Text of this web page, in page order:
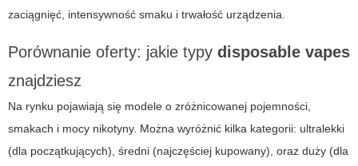
zaciągnięć, intensywność smaku i trwałość urządzenia.
Porównanie oferty: jakie typy disposable vapes
znajdziesz
Na rynku pojawiają się modele o zróżnicowanej pojemności,
smakach i mocy nikotyny. Można wyróżnić kilka kategorii: ultralekki
(dla początkujących), średni (najczęściej kupowany), oraz duży (dla